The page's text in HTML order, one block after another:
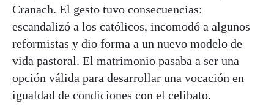
Cranach. El gesto tuvo consecuencias:
escandalizó a los católicos, incomodó a algunos
reformistas y dio forma a un nuevo modelo de
vida pastoral. El matrimonio pasaba a ser una
opción válida para desarrollar una vocación en
igualdad de condiciones con el celibato.